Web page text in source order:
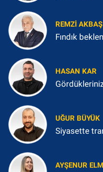
REMZI AKBAŞ
Fındık
HASAN KAR
UĞUR BÜYÜK
Siyasette
AYŞENUR